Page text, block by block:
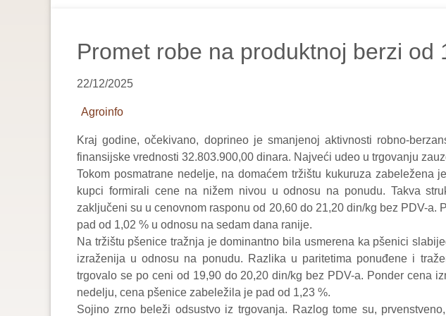
Promet robe na produktnoj berzi
22/12/2025
Agroinfo
Kraj godine, očekivano, doprineo je smanjenoj aktivnosti robno-
finansijske vrednosti 32.803.900,00 dinara. Najveći udeo u trgovanju
Tokom posmatrane nedelje, na domaćem tržištu kukuruza
kupci formirali cene na nižem nivou u odnosu na ponudu. Takva
zaključeni su u cenovnom rasponu od 20,60 do 21,20 din/kg bez PDV-
pad od 1,02 % u odnosu na sedam dana ranije.
Na tržištu pšenice tražnja je dominantno bila usmerena ka pšenici
izraženija u odnosu na ponudu. Razlika u paritetima ponuđene i
trgovalo se po ceni od 19,90 do 20,20 din/kg bez PDV-a. Ponder cena
nedelju, cena pšenice zabeležila je pad od 1,23 %.
Sojino zrno beleži odsustvo iz trgovanja. Razlog tome su,